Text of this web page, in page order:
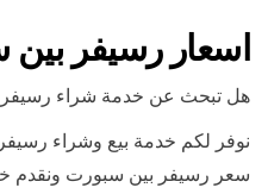
اسعار رسيفر
هل تبحث عن خدمة شراء
نوفر لكم خدمة بيع وشراء رسيفر
سعر رسيفر بين سبورت ونقدم